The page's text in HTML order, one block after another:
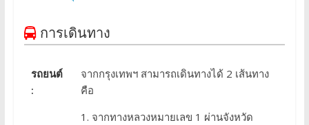
การเดินทาง
รถยนต์
:
จากกรุงเทพฯ สามารถเดินทางได้ 2 เส้นทาง
คือ
1. จากทางหลวงหมายเลข 1 ผ่านจังหวัด